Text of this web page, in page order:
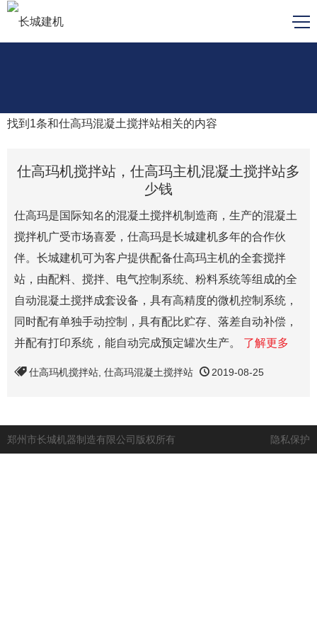
找到 1条和仕高玛混凝土搅拌站相关的内容
仕高玛机搅拌站，仕高玛主机混凝土搅拌站多
少钱
仕高玛是国际知名的混凝土搅拌机制造商，生产的混凝土
搅拌机广受市场喜爱，仕高玛是长城建机多年的合作伙
伴。长城建机可为客户提供配备仕高玛主机的全套搅拌
站，由配料、搅拌、电气控制系统、粉料系统等组成的全
自动混凝土搅拌成套设备，具有高精度的微机控制系统，
同时配有单独手动控制，具有配比贮存、落差自动补偿，
并配有打印系统，能自动完成预定罐次生产。 了解更多
仕高玛机搅拌站 仕高玛混凝土搅拌站 2019-08-25
郑州市长城机器制造有限公司版权所有 隐私保护